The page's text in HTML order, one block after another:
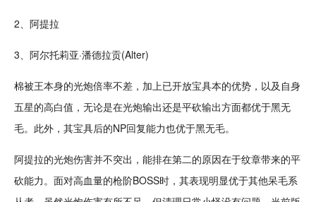
2、阿提拉
3、阿尔托莉亚·潘德拉贡(Alter)
棉被王本身的光炮倍率不差，加上已开放宝具本的优势，以及自身
五星的高白值，无论是在光炮输出还是平砍输出方面都优于黑无
毛。此外，其宝具后的NP回复能力也优于黑无毛。
阿提拉的光炮伤害并不突出，能排在第二的原因在于纹章带来的平
砍能力。面对高血量的枪阶BOSS时，其表现明显优于其他呆毛系